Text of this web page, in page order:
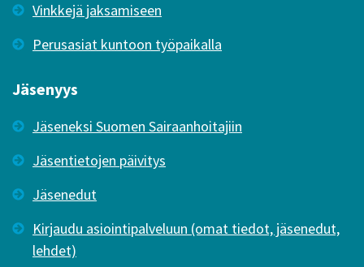
Vinkkejä jaksamiseen
Perusasiat kuntoon työpaikalla
Jäsenyys
Jäseneksi Suomen Sairaanhoitajiin
Jäsentietojen päivitys
Jäsenedut
Kirjaudu asiointipalveluun (omat tiedot, jäsenedut,
lehdet)